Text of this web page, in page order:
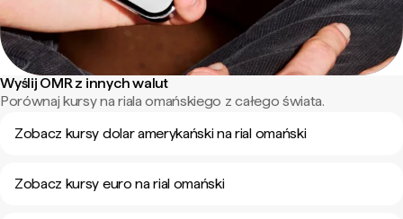
Wyślij OMR z innych walut
Porównaj kursy na riala omańskiego z całego świata.
Zobacz kursy dolar amerykański na rial omański
Zobacz kursy euro na rial omański